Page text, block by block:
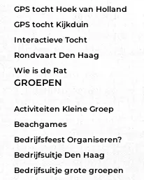
GPS tocht Hoek van Holland
GPS tocht Kijkduin
Interactieve Tocht
Rondvaart Den Haag
Wie is de Rat
GROEPEN
Activiteiten Kleine Groep
Beachgames
Bedrijfsfeest Organiseren?
Bedrijfsuitje Den Haag
Bedrijfsuitje grote groepen